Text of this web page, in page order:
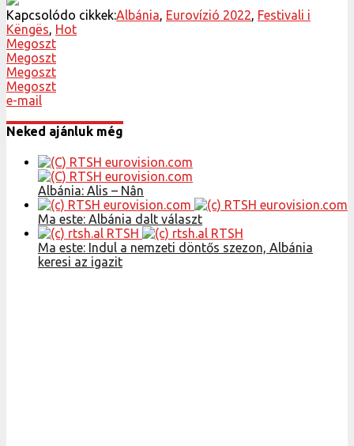
Kapcsolódo cikkek:Albánia, Eurovízió 2022, Festivali i
Këngës, Hot
Megoszt
Megoszt
Megoszt
Megoszt
e-mail
Neked ajánluk még
Albánia: Alis – Nân
Ma este: Albánia dalt választ
Ma este: Indul a nemzeti döntős szezon, Albánia
keresi az igazit